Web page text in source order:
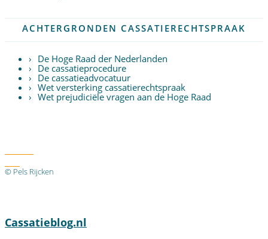
ACHTERGRONDEN CASSATIERECHTSPRAAK
De Hoge Raad der Nederlanden
De cassatieprocedure
De cassatieadvocatuur
Wet versterking cassatierechtspraak
Wet prejudiciële vragen aan de Hoge Raad
© Pels Rijcken
Cassatieblog.nl